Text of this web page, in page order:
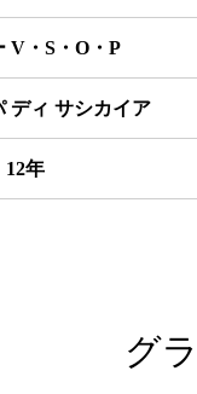
V・S・O・P
ディ サシカイア
年
グ